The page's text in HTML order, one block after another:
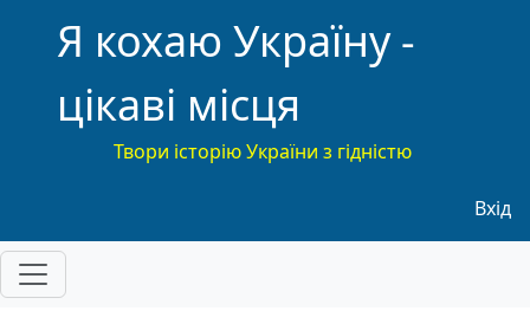
Я кохаю Україну -
цікаві місця
Твори історію України з гідністю
Вхід